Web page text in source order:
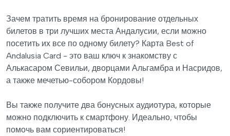
Зачем тратить время на бронирование отдельных
билетов в три лучших места Андалусии, если можно
посетить их все по одному билету? Карта Best of
Andalusia Card - это ваш ключ к знакомству с
Алькасаром Севильи, дворцами Альгамбра и Насридов,
а также мечетью-собором Кордовы!
Вы также получите два бонусных аудиотура, которые
можно подключить к смартфону. Идеально, чтобы
помочь вам сориентироваться!